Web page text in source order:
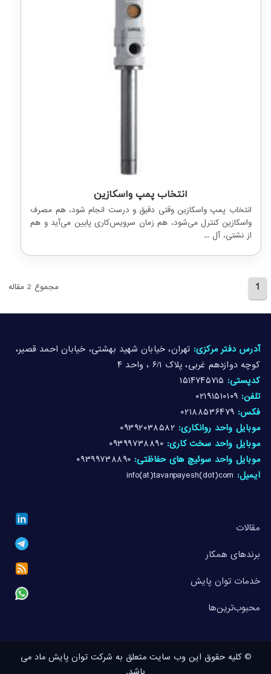
انتخاب پمپ واسکازین
انتخاب پمپ واسکازین وقتی دقیق و درست انجام شود، هم مصرف
واسکازین کنترل می‌شود، هم زمان سرویس‌کاری پایین می‌آید و هم
از نشتی، آل ...
1 مجموع 2 مقاله
مقالات
برندهای همکار
خدمات توان پایش
محبوب‌ترین‌ها
آدرس دفتر مرکزی: تهران، خیابان شهید بهشتی، خیابان احمد قصیر،
کوچه دوازدهم غربی، پلاک ۶/۱ ، واحد ۴
کدپستی: ۱۵۱۴۷۴۵۷۱۵
تلفن: ۰۲۱۹۱۵۱۰۱۰۹
فکس: ۰۲۱۸۸۵۳۶۴۷۹
موبایل واحد روانکاری: ۰۹۳۹۲۰۳۸۵۸۲
موبایل واحد سخت کاری: ۰۹۳۹۹۷۳۸۸۹۰
موبایل واحد سوئیچ های حفاظتی: ۰۹۳۹۹۷۳۸۸۹۰
ایمیل: info(at)tavanpayesh(dot)com
© کلیه حقوق این وب سایت متعلق به شرکت توان پایش ماد می